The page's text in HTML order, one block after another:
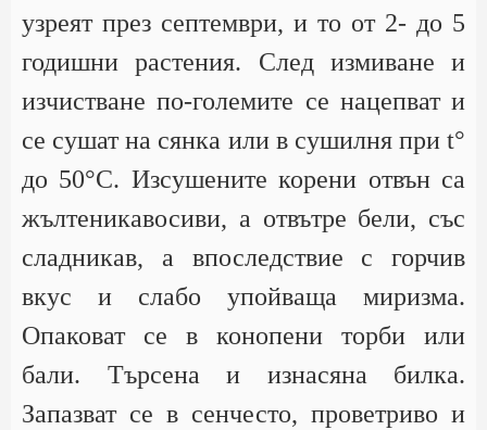
узреят през септември, и то от 2- до 5
годишни растения. След измиване и
изчистване по-големите се нацепват и
се сушат на сянка или в сушилня при t°
до 50°С. Изсушените корени отвън са
жълтеникавосиви, а отвътре бели, със
сладникав, а впоследствие с горчив
вкус и слабо упойваща миризма.
Опаковат се в конопени торби или
бали. Търсена и изнасяна билка.
Запазват се в сенчесто, проветриво и